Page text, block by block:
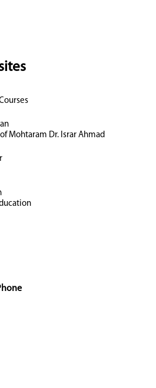
Mohtaram Dr. Israr Ahmad